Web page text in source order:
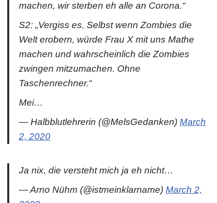
machen, wir sterben eh alle an Corona.“
S2: „Vergiss es. Selbst wenn Zombies die
Welt erobern, würde Frau X mit uns Mathe
machen und wahrscheinlich die Zombies
zwingen mitzumachen. Ohne
Taschenrechner.“
Mei…
— Halbblutlehrerin (@MelsGedanken) March
2, 2020
Ja nix, die versteht mich ja eh nicht…
— Arno Nühm (@istmeinklarname) March 2,